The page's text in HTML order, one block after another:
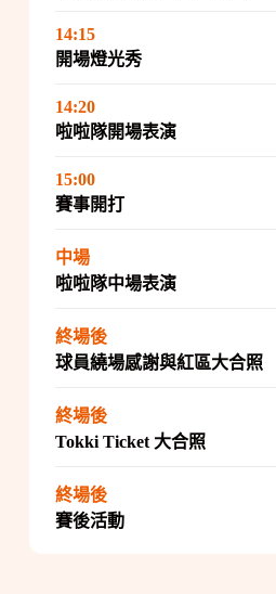
14:15
開場燈光秀
14:20
啦啦隊開場表演
15:00
賽事開打
中場
啦啦隊中場表演
終場後
球員繞場感謝與紅區大合照
終場後
Tokki Ticket 大合照
終場後
賽後活動